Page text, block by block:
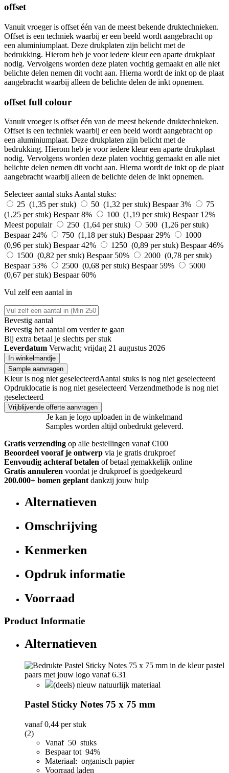
offset
Vanuit vroeger is offset één van de meest bekende druktechnieken.
Offset is een techniek waarbij er een beeld wordt aangebracht op
een aluminiumplaat. Deze drukplaten zijn belicht met de
bedrukking. Hierom heb je voor iedere kleur een aparte drukplaat
nodig. Vervolgens worden deze platen vochtig gemaakt en alle niet
belichte delen nemen dit vocht aan. Hierna wordt de inkt op de plaat
aangebracht waarbij alleen de belichte delen de inkt opnemen.
offset full colour
Vanuit vroeger is offset één van de meest bekende druktechnieken.
Offset is een techniek waarbij er een beeld wordt aangebracht op
een aluminiumplaat. Deze drukplaten zijn belicht met de
bedrukking. Hierom heb je voor iedere kleur een aparte drukplaat
nodig. Vervolgens worden deze platen vochtig gemaakt en alle niet
belichte delen nemen dit vocht aan. Hierna wordt de inkt op de plaat
aangebracht waarbij alleen de belichte delen de inkt opnemen.
Selecteer aantal stuksAantal stuks:
25 (1,35 per stuk)
50 (1,32 per stuk) Bespaar 3%
75
(1,25 per stuk) Bespaar 8% 100 (1,19 per stuk) Bespaar 12%
Meest populair
250 (1,64 per stuk)
500 (1,26 per stuk)
Bespaar 24%
750 (1,18 per stuk) Bespaar 29%
1000
(0,96 per stuk) Bespaar 42% 1250 (0,89 per stuk) Bespaar 46%
1500 (0,82 per stuk) Bespaar 50%
2000 (0,78 per stuk)
Bespaar 53%
2500 (0,68 per stuk) Bespaar 59%
5000
(0,67 per stuk) Bespaar 60%
Vul zelf een aantal in
Bevestig aantal
Bevestig het aantal om verder te gaan
Bij extra betaal je slechts per stuk
Leverdatum Verwacht; vrijdag 21 augustus 2026
In winkelmandje
Sample aanvragen
Kleur is nog niet geselecteerdAantal stuks is nog niet geselecteerd
Opdruklocatie is nog niet geselecteerd Verzendmethode is nog niet
geselecteerd
Vrijblijvende offerte aanvragen
Je kan je logo uploaden in de winkelmand
Samples worden altijd onbedrukt geleverd.
Gratis verzending op alle bestellingen vanaf €100
Beoordeel vooraf je ontwerp via je gratis drukproef
Eenvoudig achteraf betalen of betaal gemakkelijk online
Gratis annuleren voordat je drukproef is goedgekeurd
200.000+ bomen geplant dankzij jouw hulp
Alternatieven
Omschrijving
Kenmerken
Opdruk informatie
Voorraad
Product Informatie
Alternatieven
(deels) nieuw natuurlijk materiaal
Pastel Sticky Notes 75 x 75 mm
vanaf0,44 per stuk
(2)
Vanaf 50 stuks
Bespaar tot 94%
Materiaal: organisch papier
Voorraad laden